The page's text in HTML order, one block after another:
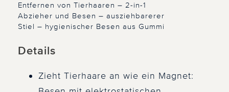
Entfernen von Tierhaaren – 2-in-1
Abzieher und Besen – ausziehbarerer
Stiel – hygienischer Besen aus Gummi
Details
Zieht Tierhaare an wie ein Magnet: